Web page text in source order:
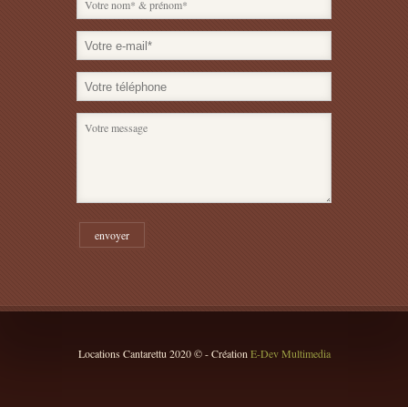
Locations Cantarettu 2020 © - Création E-Dev Multimedia